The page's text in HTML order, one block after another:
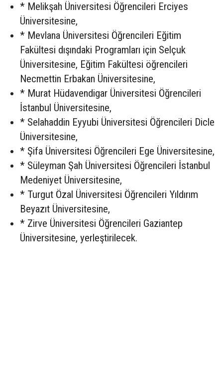
* Melikşah Üniversitesi Öğrencileri Erciyes
Üniversitesine,
* Mevlana Üniversitesi Öğrencileri Eğitim
Fakültesi dışındaki Programları için Selçuk
Üniversitesine, Eğitim Fakültesi öğrencileri
Necmettin Erbakan Üniversitesine,
* Murat Hüdavendigar Üniversitesi Öğrencileri
İstanbul Üniversitesine,
* Selahaddin Eyyubi Üniversitesi Öğrencileri Dicle
Üniversitesine,
* Şifa Üniversitesi Öğrencileri Ege Üniversitesine,
* Süleyman Şah Üniversitesi Öğrencileri İstanbul
Medeniyet Üniversitesine,
* Turgut Özal Üniversitesi Öğrencileri Yıldırım
Beyazıt Üniversitesine,
* Zirve Üniversitesi Öğrencileri Gaziantep
Üniversitesine, yerleştirilecek.